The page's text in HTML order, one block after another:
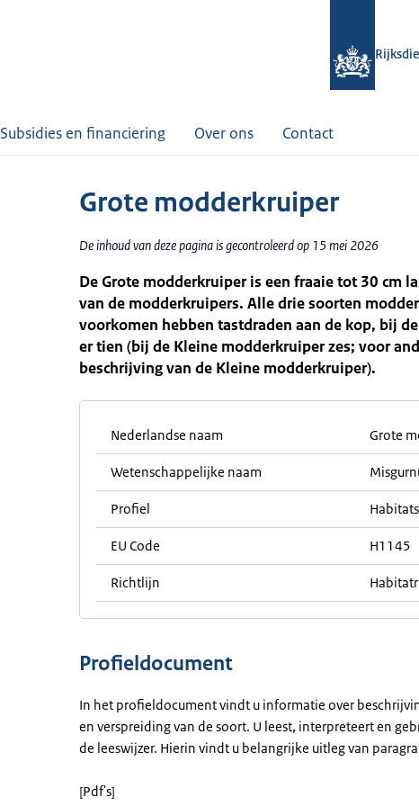
Subsidies en financiering Over ons Contact
Grote modderkruiper
De inhoud van deze pagina is gecontroleerd op 15 mei 2026
De Grote modderkruiper is een fraaie tot 30 cm
van de modderkruipers. Alle drie soorten
voorkomen hebben tastdraden aan de kop, bij
er tien (bij de Kleine modderkruiper zes; voor
beschrijving van de Kleine modderkruiper).
Nederlandse naam Grote
Wetenschappelijke naam
Profiel
EU Code H1145
Richtlijn
Profieldocument
In het profieldocument vindt u informatie over
en verspreiding van de soort. U leest, interpreteert en
de leeswijzer. Hierin vindt u belangrijke uitleg van
[Pdf's]